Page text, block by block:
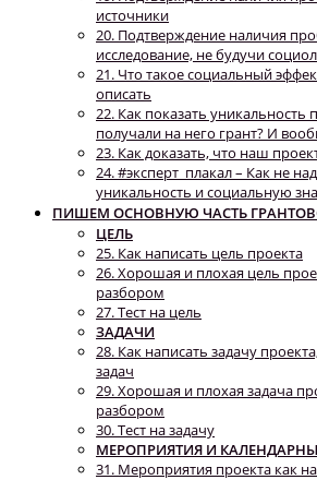
источники
20. Подтверждение наличия
исследование, не будучи
21. Что такое социальный
описать
22. Как показать уникальность
получали на него грант? И
23. Как доказать, что наш
24. #эксперт_плакал – Как не
уникальность и социальную
ПИШЕМ ОСНОВНУЮ ЧАСТЬ
ЦЕЛЬ
25. Как написать цель проекта
26. Хорошая и плохая цель
разбором
27. Тест на цель
ЗАДАЧИ
28. Как написать задачу
задач
29. Хорошая и плохая задача
разбором
30. Тест на задачу
МЕРОПРИЯТИЯ И
31. Мероприятия проекта как